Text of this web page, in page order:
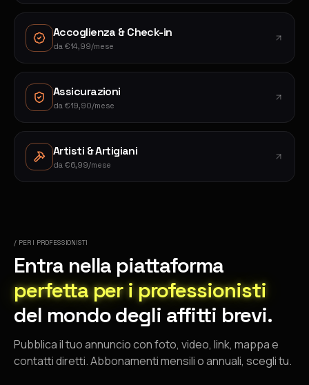
Accoglienza & Check-in
da €14,99/mese
Assicurazioni
da €19,90/mese
Artisti & Artigiani
da €6,99/mese
/ PER I PROFESSIONISTI
Entra nella piattaforma
perfetta per i professionisti
del mondo degli affitti brevi.
Pubblica il tuo annuncio con foto, video, link, mappa e
contatti diretti. Abbonamenti mensili o annuali, scegli tu.